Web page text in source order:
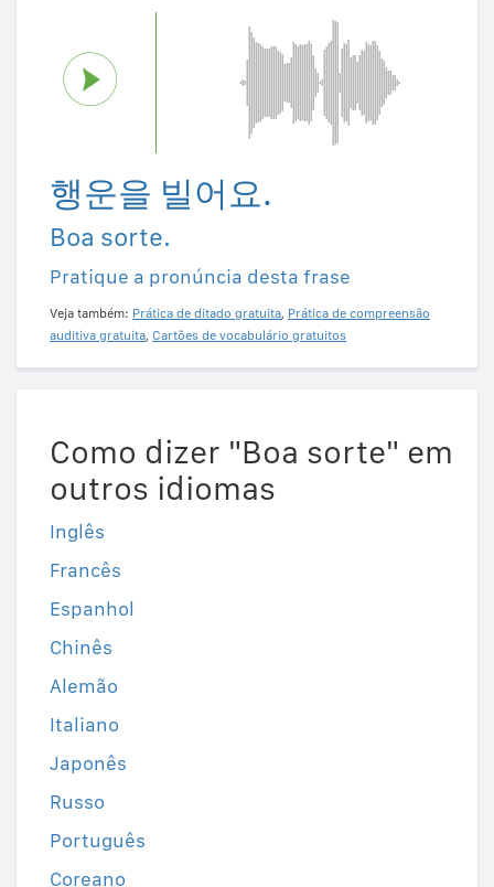
행운을 빌어요.
Boa sorte.
Pratique a pronúncia desta frase
Veja também: Prática de ditado gratuita, Prática de compreensão
auditiva gratuita, Cartões de vocabulário gratuitos
Como dizer "Boa sorte" em
outros idiomas
Inglês
Francês
Espanhol
Chinês
Alemão
Italiano
Japonês
Russo
Português
Coreano